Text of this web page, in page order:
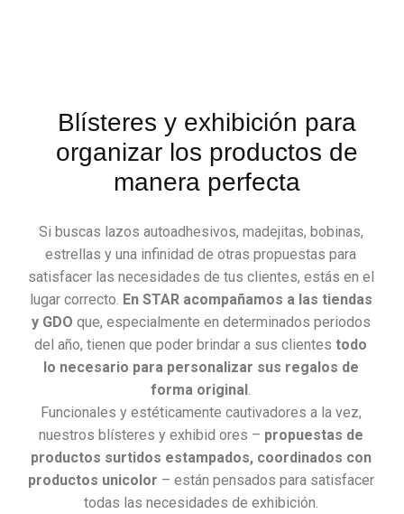
Blísteres y exhibición para
organizar los productos de
manera perfecta
Si buscas lazos autoadhesivos, madejitas, bobinas,
estrellas y una infinidad de otras propuestas para
satisfacer las necesidades de tus clientes, estás en el
lugar correcto. En STAR acompañamos a las tiendas
y GDO que, especialmente en determinados periodos
del año, tienen que poder brindar a sus clientes todo
lo necesario para personalizar sus regalos de
forma original
Funcionales y estéticamente cautivadores a la vez,
nuestros blísteres y exhibid ores – propuestas de
productos surtidos estampados, coordinados con
productos unicolor – están pensados para satisfacer
todas las necesidades de exhibición.